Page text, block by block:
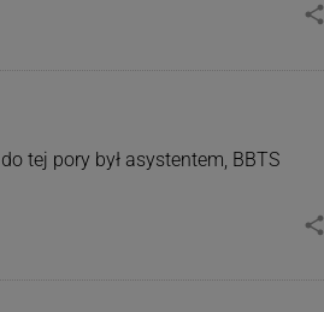
share
tej pory był asystentem, BBTS
share